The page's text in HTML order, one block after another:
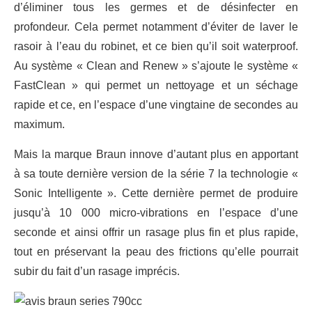
d’éliminer tous les germes et de désinfecter en
profondeur. Cela permet notamment d’éviter de laver le
rasoir à l’eau du robinet, et ce bien qu’il soit waterproof.
Au système « Clean and Renew » s’ajoute le système «
FastClean » qui permet un nettoyage et un séchage
rapide et ce, en l’espace d’une vingtaine de secondes au
maximum.
Mais la marque Braun innove d’autant plus en apportant
à sa toute dernière version de la série 7 la technologie «
Sonic Intelligente ». Cette dernière permet de produire
jusqu’à 10 000 micro-vibrations en l’espace d’une
seconde et ainsi offrir un rasage plus fin et plus rapide,
tout en préservant la peau des frictions qu’elle pourrait
subir du fait d’un rasage imprécis.